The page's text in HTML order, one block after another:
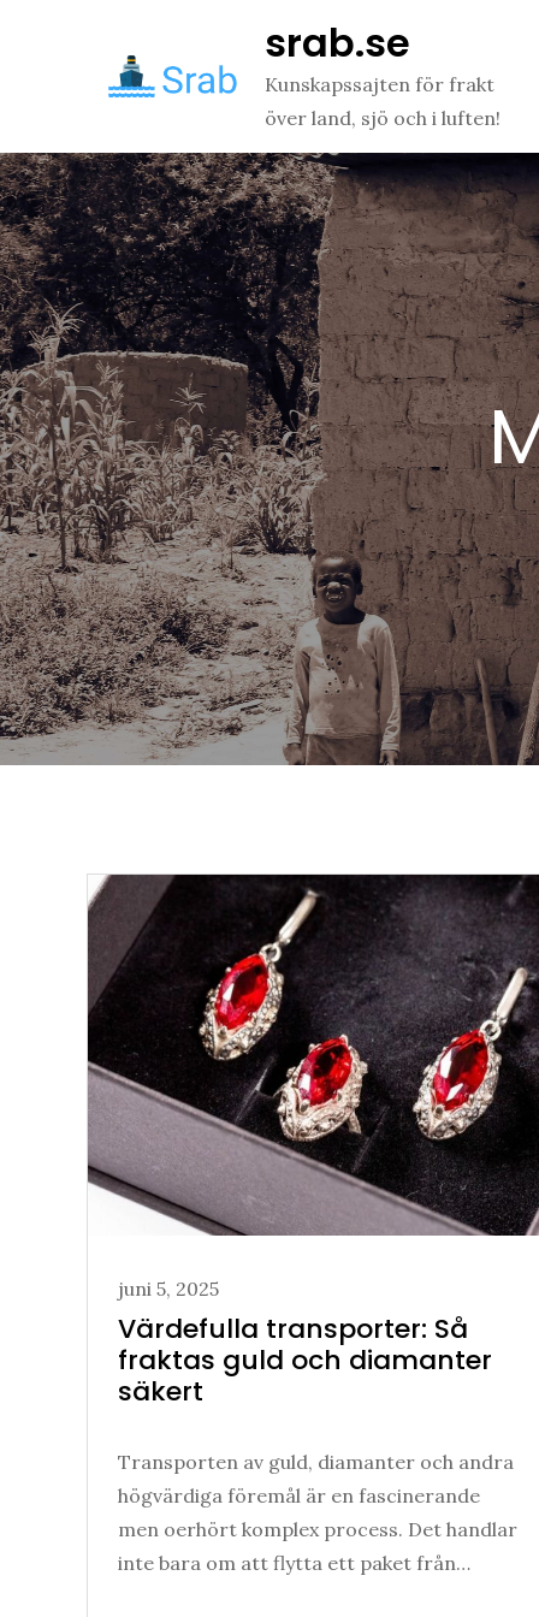
srab.se
Kunskapssajten för frakt
över land, sjö och i luften!
Posted
on
juni 5, 2025
Värdefulla transporter: Så
fraktas guld och diamanter
säkert
Transporten av guld, diamanter och andra
högvärdiga föremål är en fascinerande
men oerhört komplex process. Det handlar
inte bara om att flytta ett paket från…